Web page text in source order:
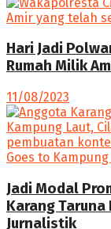
Hari Jadi
Rumah Milik
11/08/2023
Jadi Modal
Karang Taruna
Jurnalistik